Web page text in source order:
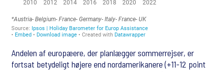
Andelen af europæere, der planlægger sommerrejser, er
fortsat betydeligt højere end nordamerikanere (+11-12 point